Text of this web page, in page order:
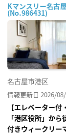
Kマンスリー名古
(No.986431)
名古屋市港区
情報更新日 2026/
【エレベーター
「港区役所」か
付きウィークリー